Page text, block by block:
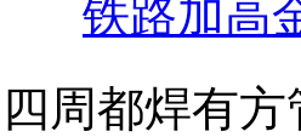
铁路加高
四周都焊有